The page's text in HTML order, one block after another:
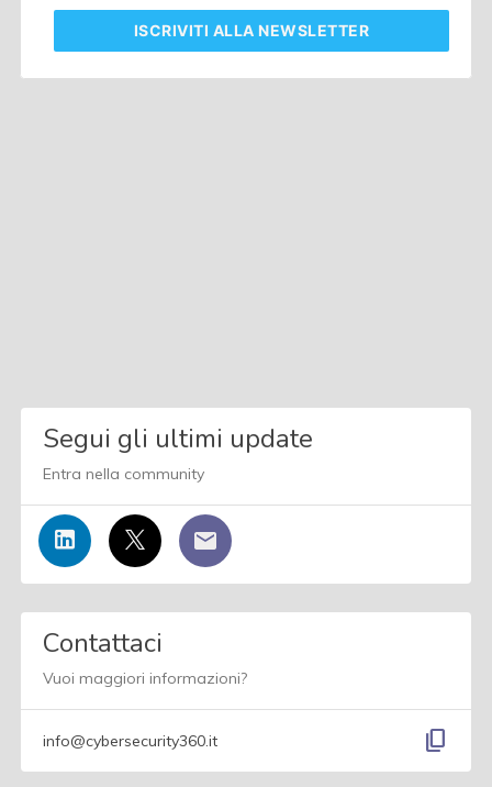
ISCRIVITI ALLA NEWSLETTER
Segui gli ultimi update
Entra nella community
Contattaci
Vuoi maggiori informazioni?
info@cybersecurity360.it content_copy